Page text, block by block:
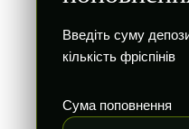
Введіть суму
кількість фріспінів
Сума поповнення